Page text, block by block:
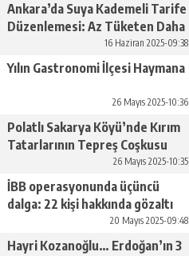
Ankara’da Suya Kademeli Tarife
Düzenlemesi: Az Tüketen Daha
16 Haziran 2025-09:38
Yılın Gastronomi İlçesi Haymana
26 Mayıs 2025-10:36
Polatlı Sakarya Köyü’nde Kırım
Tatarlarının Tepreş Coşkusu
26 Mayıs 2025-10:35
İBB operasyonunda üçüncü
dalga: 22 kişi hakkında gözaltı
20 Mayıs 2025-09:48
Hayri Kozanoğlu… Erdoğan’ın 3